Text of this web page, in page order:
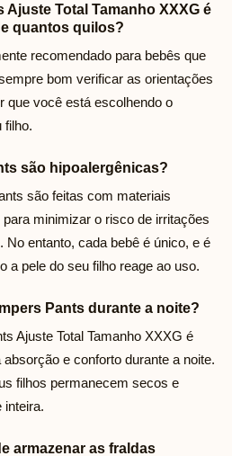
Ajuste Total Tamanho XXXG é
quantos quilos?
recomendado para bebês que
bom verificar as orientações
que você está escolhendo o
filho.
são hipoalergênicas?
são feitas com materiais
minimizar o risco de irritações
No entanto, cada bebê é único, e é
a pele do seu filho reage ao uso.
Pants durante a noite?
Ajuste Total Tamanho XXXG é
e conforto durante a noite.
filhos permanecem secos e
inteira.
armazenar as fraldas